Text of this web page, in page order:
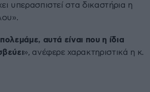
υπερασπιστεί στα δικαστήρια η
αυτά είναι που η ίδια
», ανέφερε χαρακτηριστικά η κ.